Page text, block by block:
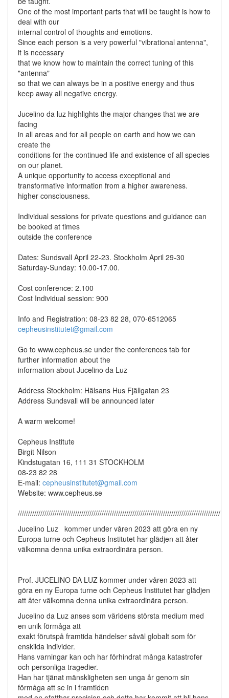
One of the most important parts that will be taught is how to
deal with our
internal control of thoughts and emotions.
Since each person is a very powerful "vibrational antenna",
it is necessary
that we know how to maintain the correct tuning of this
"antenna"
so that we can always be in a positive energy and thus
keep away all negative energy.
Jucelino da luz highlights the major changes that we are
facing
in all areas and for all people on earth and how we can
create the
conditions for the continued life and existence of all species
on our planet.
A unique opportunity to access exceptional and
transformative information from a higher awareness.
higher consciousness.
Individual sessions for private questions and guidance can
be booked at times
outside the conference
Dates: Sundsvall April 22-23. Stockholm April 29-30
Saturday-Sunday: 10.00-17.00.
Cost conference: 2.100
Cost Individual session: 900
Info and Registration: 08-23 82 28, 070-6512065
cepheusinstitutet@gmail.com
Go to www.cepheus.se under the conferences tab for
further information about the
information about Jucelino da Luz
Address Stockholm: Hälsans Hus Fjällgatan 23
Address Sundsvall will be announced later
A warm welcome!
Cepheus Institute
Birgit Nilson
Kindstugatan 16, 111 31 STOCKHOLM
08-23 82 28
E-mail: cepheusinstitutet@gmail.com
Website: www.cepheus.se
///////////////////////////////////////////////////////////////////////////////////////////////////
Jucelino Luz kommer under våren 2023 att göra en ny
Europa turne och Cepheus Institutet har glädjen att åter
välkomna denna unika extraordinära person.
Prof. JUCELINO DA LUZ kommer under våren 2023 att
göra en ny Europa turne och Cepheus Institutet har glädjen
att åter välkomna denna unika extraordinära person.
Jucelino da Luz anses som världens största medium med
en unik förmåga att
exakt förutspå framtida händelser såväl globalt som för
enskilda individer.
Hans varningar kan och har förhindrat många katastrofer
och personliga tragedier.
Han har tjänat mänskligheten sen unga år genom sin
förmåga att se in i framtiden